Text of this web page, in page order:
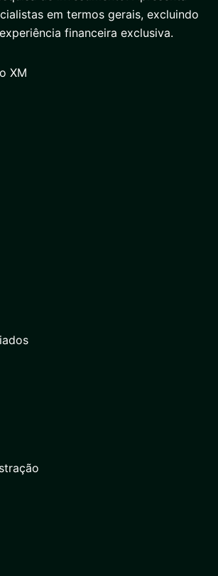
em termos gerais, excluindo
financeira exclusiva.
XM